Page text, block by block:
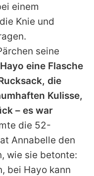
einem
Knie und
seine
eine Flasche
die
Kulisse,
– es war
die 52-
Annabelle den
wie sie betonte:
bei Hayo kann